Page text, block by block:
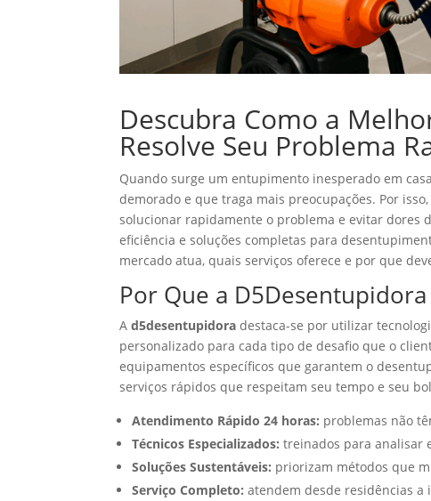
Descubra Como a
Resolve Seu Problema
Quando surge um entupimento inesperado em
demorado e que traga mais preocupações. Por
solucionar rapidamente o problema e evitar dores
eficiência e soluções completas para
mercado atua, quais serviços oferece e por que
Por Que a
Ad5desentupidora destaca-se por utilizar
personalizado para cada tipo de desafio que o
equipamentos específicos que garantem o
serviços rápidos que respeitam seu tempo e seu
Atendimento Rápido 24 horas: problemas não
Técnicos Especializados: treinados para analisar
Soluções Sustentáveis: priorizam métodos que
Serviço Completo: atendem desde residências a